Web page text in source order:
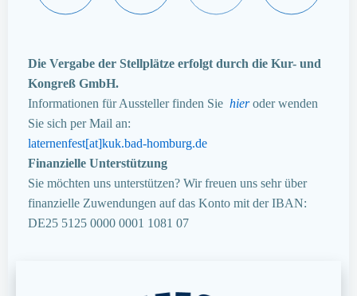
Die Vergabe der Stellplätze erfolgt durch die Kur- und
Kongreß GmbH.
Informationen für Aussteller finden Sie hieroder wenden
Sie sich per Mail an:
laternenfest[at]kuk.bad-homburg.de
Finanzielle Unterstützung
Sie möchten uns unterstützen? Wir freuen uns sehr über
finanzielle Zuwendungen auf das Konto mit der IBAN:
DE25 5125 0000 0001 1081 07